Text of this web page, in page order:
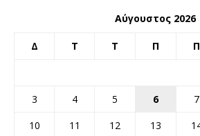
Αύγουστος 2026
Δ Τ Τ Π Π
3
4 5 6 7
10
11 12 13